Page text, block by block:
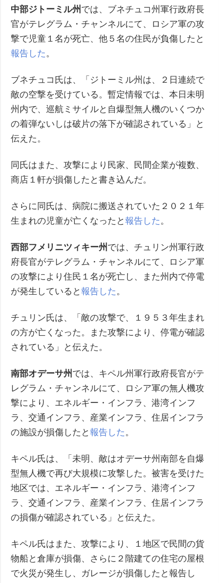
中部ジトーミル州 では、ブネチュコ州軍行政府長
官がテレグラム・チャンネルにて、ロシア軍の攻
撃で児童１名が死亡、他５名の住民が負傷したと
報告した 。
ブネチュコ氏は、「ジトーミル州は、２日連続で
敵の空撃を受けている。暫定情報では、本日未明
州内で、巡航ミサイルと自爆型無人機のいくつか
の着弾ないしは破片の落下が確認されている」と
伝えた。
同氏はまた、攻撃により民家、民間企業が複数、
商店１軒が損傷したと書き込んだ。
さらに同氏は、病院に搬送されていた２０２１年
生まれの児童が亡くなったと報告した 。
西部フメリニツィキー州 では、チュリン州軍行政
府長官がテレグラム・チャンネルにて、ロシア軍
の攻撃により住民１名が死亡し、また州内で停電
が発生していると報告した 。
チュリン氏は、「敵の攻撃で、１９５３年生まれ
の方が亡くなった。また攻撃により、停電が確認
されている」と伝えた。
南部オデーサ州 では、キペル州軍行政府長官がテ
レグラム・チャンネルにて、ロシア軍の無人機攻
撃により、エネルギー・インフラ、港湾インフ
ラ、交通インフラ、産業インフラ、住居インフラ
の施設が損傷したと報告した 。
キペル氏は、「未明、敵はオデーサ州南部を自爆
型無人機で再び大規模に攻撃した。被害を受けた
地区では、エネルギー・インフラ、港湾インフ
ラ、交通インフラ、産業インフラ、住居インフラ
の損傷が確認されている」と伝えた。
キペル氏はまた、攻撃により、１地区で民間の貨
物船と倉庫が損傷、さらに２階建ての住宅の屋根
で火災が発生し、ガレージが損傷したと報告し